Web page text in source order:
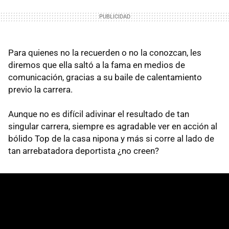
Para quienes no la recuerden o no la conozcan, les
diremos que ella saltó a la fama en medios de
comunicación, gracias a su baile de calentamiento
previo la carrera.
Aunque no es difícil adivinar el resultado de tan
singular carrera, siempre es agradable ver en acción al
bólido Top de la casa nipona y más si corre al lado de
tan arrebatadora deportista ¿no creen?